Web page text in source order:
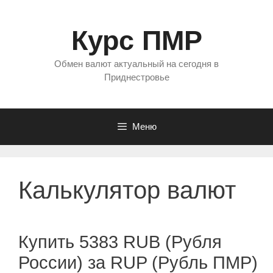
Курс ПМР
Обмен валют актуальный на сегодня в
Приднестровье
Меню
Калькулятор валют
Купить 5383 RUB (Рубля
России) за RUP (Рубль ПМР)